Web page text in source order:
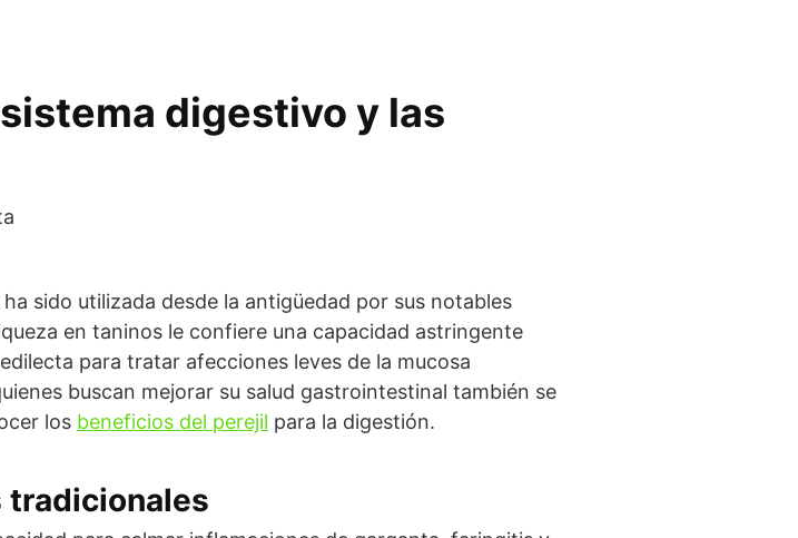
digestivo y las
sido utilizada desde la antigüedad por sus notables
en taninos le confiere una capacidad astringente
para tratar afecciones leves de la mucosa
buscan mejorar su salud gastrointestinal también se
los beneficios del perejil para la digestión.
tradicionales